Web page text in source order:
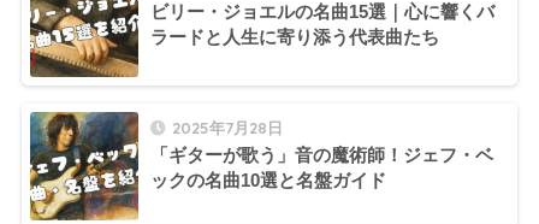
ビリー・ジョエルの名曲15選｜心に響くバ
ラードと人生に寄り添う代表曲たち
2025年7月28日
「ギターが歌う」音の魔術師！ジェフ・ベ
ックの名曲10選と名盤ガイド